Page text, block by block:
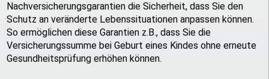
Nachversicherungsgarantien die Sicherheit, dass Sie den
Schutz an veränderte Lebenssituationen anpassen können.
So ermöglichen diese Garantien z.B., dass Sie die
Versicherungssumme bei Geburt eines Kindes ohne erneute
Gesundheitsprüfung erhöhen können.